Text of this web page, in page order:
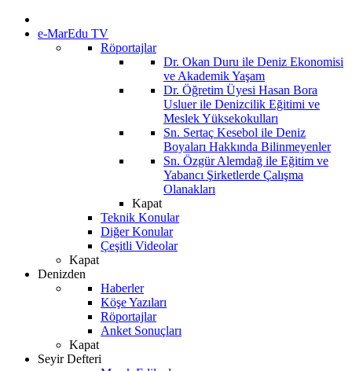
e-MarEdu TV
Röportajlar
Dr. Okan Duru ile Deniz Ekonomisi
ve Akademik Yaşam
Dr. Öğretim Üyesi Hasan Bora
Usluer ile Denizcilik Eğitimi ve
Meslek Yüksekokulları
Sn. Sertaç Kesebol ile Deniz
Boyaları Hakkında Bilinmeyenler
Sn. Özgür Alemdağ ile Eğitim ve
Yabancı Şirketlerde Çalışma
Olanakları
Kapat
Teknik Konular
Diğer Konular
Çeşitli Videolar
Kapat
Denizden
Haberler
Köşe Yazıları
Röportajlar
Anket Sonuçları
Kapat
Seyir Defteri